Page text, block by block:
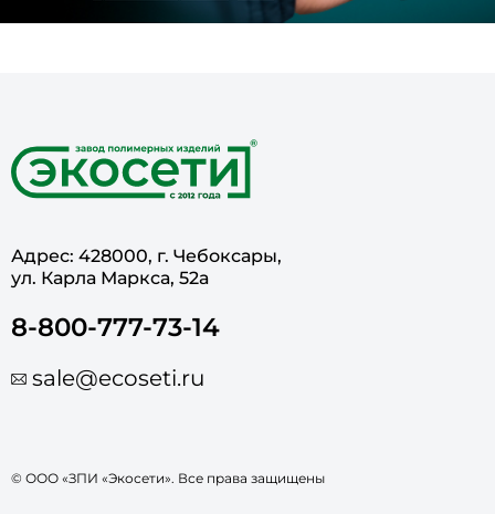
Адрес: 428000, г. Чебоксары,
ул. Карла Маркса, 52а
8-800-777-73-14
sale@ecoseti.ru
© ООО «ЗПИ «Экосети». Все права защищены